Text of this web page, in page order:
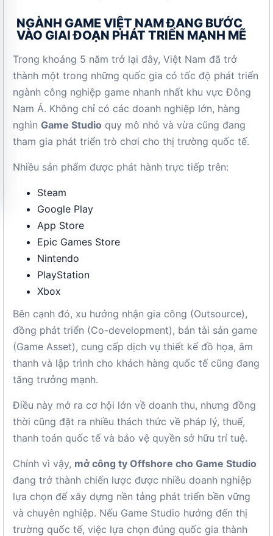
NGÀNH GAME VIỆT NAM ĐANG BƯỚC
VÀO GIAI ĐOẠN PHÁT TRIỂN MẠNH MẼ
Trong khoảng 5 năm trở lại đây, Việt Nam đã trở
thành một trong những quốc gia có tốc độ phát triển
ngành công nghiệp game nhanh nhất khu vực Đông
Nam Á. Không chỉ có các doanh nghiệp lớn, hàng
nghìn Game Studio quy mô nhỏ và vừa cũng đang
tham gia phát triển trò chơi cho thị trường quốc tế.
Nhiều sản phẩm được phát hành trực tiếp trên:
Steam
Google Play
App Store
Epic Games Store
Nintendo
PlayStation
Xbox
Bên cạnh đó, xu hướng nhận gia công (Outsource),
đồng phát triển (Co-development), bán tài sản game
(Game Asset), cung cấp dịch vụ thiết kế đồ họa, âm
thanh và lập trình cho khách hàng quốc tế cũng đang
tăng trưởng mạnh.
Điều này mở ra cơ hội lớn về doanh thu, nhưng đồng
thời cũng đặt ra nhiều thách thức về pháp lý, thuế,
thanh toán quốc tế và bảo vệ quyền sở hữu trí tuệ.
Chính vì vậy, mở công ty Offshore cho Game Studio
đang trở thành chiến lược được nhiều doanh nghiệp
lựa chọn để xây dựng nền tảng phát triển bền vững
và chuyên nghiệp. Nếu Game Studio hướng đến thị
trường quốc tế, việc lựa chọn đúng quốc gia thành